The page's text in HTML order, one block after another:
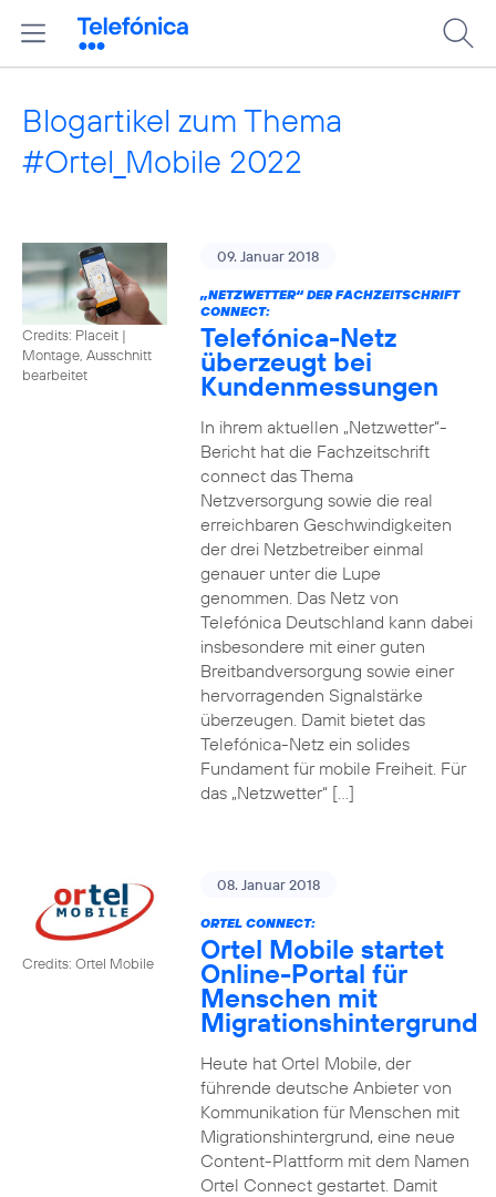
Blogartikel zum Thema
#Ortel_Mobile 2022
Credits: Placeit |
Montage, Ausschnitt
bearbeitet
09. Januar 2018
„NETZWETTER“ DER FACHZEITSCHRIFT
CONNECT:
Telefónica-Netz
überzeugt bei
Kundenmessungen
In ihrem aktuellen „Netzwetter“-
Bericht hat die Fachzeitschrift
connect das Thema
Netzversorgung sowie die real
erreichbaren Geschwindigkeiten
der drei Netzbetreiber einmal
genauer unter die Lupe
genommen. Das Netz von
Telefónica Deutschland kann dabei
insbesondere mit einer guten
Breitbandversorgung sowie einer
hervorragenden Signalstärke
überzeugen. Damit bietet das
Telefónica-Netz ein solides
Fundament für mobile Freiheit. Für
das „Netzwetter“ […]
Credits: Ortel Mobile
08. Januar 2018
ORTEL CONNECT:
Ortel Mobile startet
Online-Portal für
Menschen mit
Migrationshintergrund
Heute hat Ortel Mobile, der
führende deutsche Anbieter von
Kommunikation für Menschen mit
Migrationshintergrund, eine neue
Content-Plattform mit dem Namen
Ortel Connect gestartet. Damit